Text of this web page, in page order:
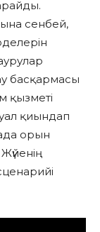
сенбей,
басқармасы
қызметі
қиындап
орын